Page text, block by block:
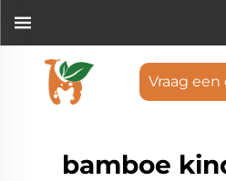
Vraag een
bamboe